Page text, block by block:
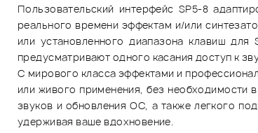
Пользовательский интерфейс SP5-8
реального времени эффектам и/или
или установленного диапазона клавиш
предусматривают одного касания доступ к
С мирового класса эффектами и
или живого применения, без необходимости
звуков и обновления ОС, а также легкого
удерживая ваше вдохновение.